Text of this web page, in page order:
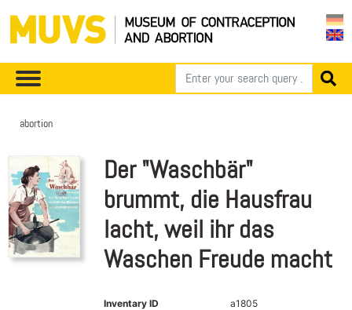
abortion
Der "Waschbär"
brummt, die Hausfrau
lacht, weil ihr das
Waschen Freude macht
Inventary ID
a1805